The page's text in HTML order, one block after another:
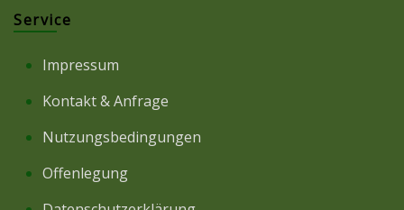
Service
Impressum
Kontakt & Anfrage
Nutzungsbedingungen
Offenlegung